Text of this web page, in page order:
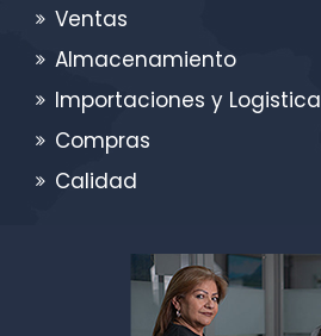
Ventas
Almacenamiento
Importaciones y Logistica
Compras
Calidad